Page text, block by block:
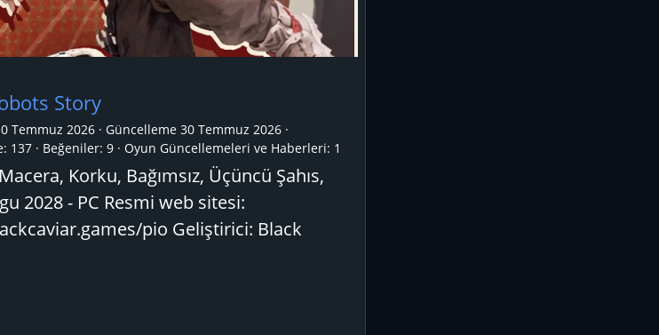
Story
Temmuz 2026 Güncelleme 30 Temmuz 2026
137
Beğeniler: 9 Oyun Güncellemeleri ve Haberleri: 1
Korku, Bağımsız, Üçüncü Şahıs,
2028 - PC Resmi web sitesi:
pio Geliştirici: Black